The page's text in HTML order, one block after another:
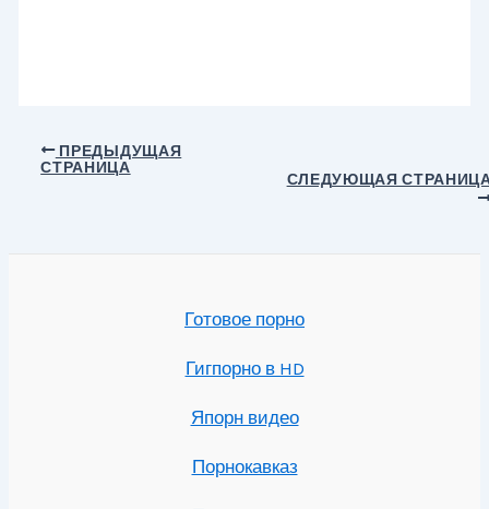
Навигация
ПРЕДЫДУЩАЯ
СТРАНИЦА
СЛЕДУЮЩАЯ
Готовое порно
Гигпорно в HD
Япорн видео
Порнокавказ